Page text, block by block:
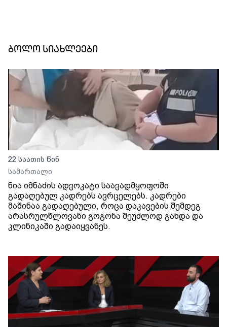
ბოლო სიახლეები
22 საათის წინ
სამართალი
ნია იმნაძის ადვოკატი საავადმყოფოში
გადაღებულ კადრებს ავრცელებს. კადრები
მაშინაა გადაღებული, როცა დაკავების შემდეგ
არასრულწლოვანი გოგონა შეუძლოდ გახდა და
კლინიკაში გადაიყვანეს.